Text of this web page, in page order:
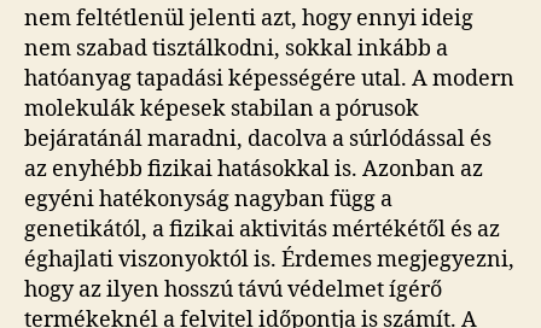
nem feltétlenül jelenti azt, hogy ennyi ideig
nem szabad tisztálkodni, sokkal inkább a
hatóanyag tapadási képességére utal. A modern
molekulák képesek stabilan a pórusok
bejáratánál maradni, dacolva a súrlódással és
az enyhébb fizikai hatásokkal is. Azonban az
egyéni hatékonyság nagyban függ a
genetikától, a fizikai aktivitás mértékétől és az
éghajlati viszonyoktól is. Érdemes megjegyezni,
hogy az ilyen hosszú távú védelmet ígérő
termékeknél a felvitel időpontja is számít. A